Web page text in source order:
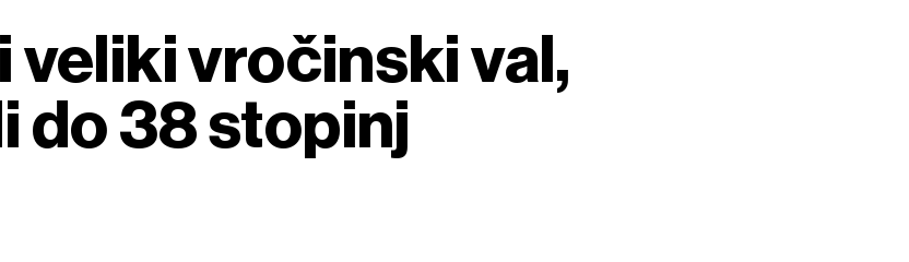
veliki vročinski val,
do 38 stopinj